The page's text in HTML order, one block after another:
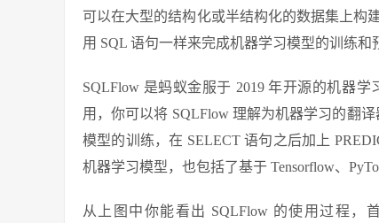
可以在大型的结构化或半结构化的数据集上构
用 SQL 语句一样来完成机器学习模型的训练和
SQLFlow 是蚂蚁金服于 2019 年开源的机器
用，你可以将 SQLFlow 理解为机器学习的翻
模型的训练，在 SELECT 语句之后加上
机器学习模型，也包括了基于 Tensorflow、
从上图中你能看出 SQLFlow 的使用过程，